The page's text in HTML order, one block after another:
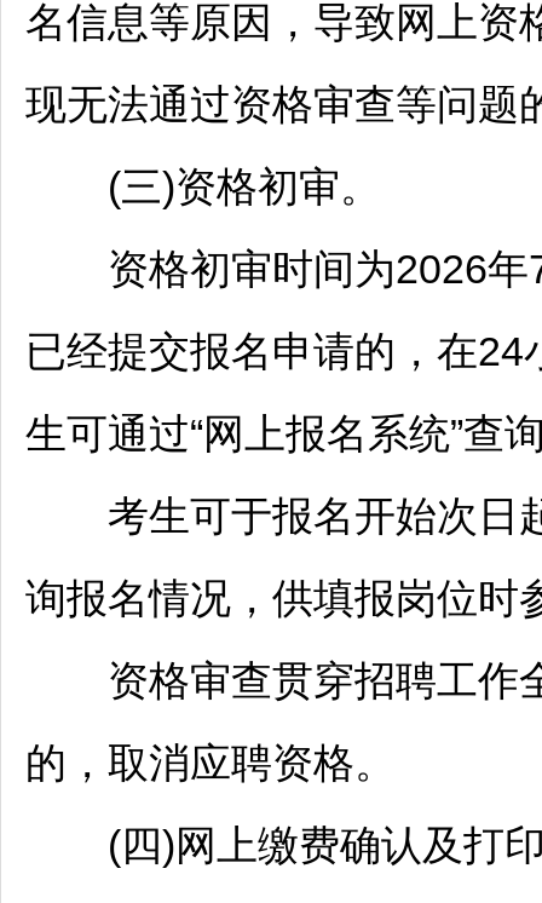
名信息等原因，导致网上资
现无法通过资格审查等问题
(三)资格初审。
资格初审时间为2026年7
已经提交报名申请的，在
生可通过“网上报名系统”查
考生可于报名开始次日
询报名情况，供填报岗位时
资格审查贯穿招聘工作
的，取消应聘资格。
(四)网上缴费确认及打